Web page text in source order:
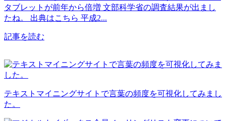
タブレットが前年から倍増 文部科学省の調査結果が出まし
たね。 出典はこちら 平成2...
記事を読む
テキストマイニングサイトで言葉の頻度を可視化してみまし
た。